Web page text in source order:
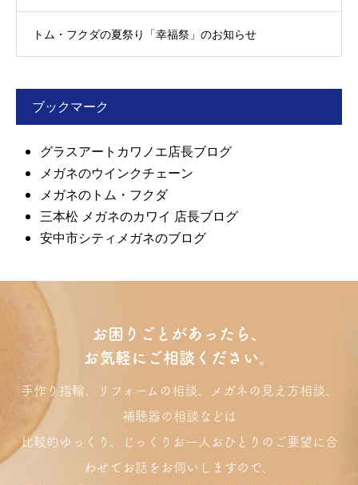
トム・フクダの夏祭り「幸福祭」のお知らせ
ブックマーク
グラスアートカワノエ店長ブログ
メガネのウインクチェーン
メガネのトム・フクダ
三本松 メガネのカワイ 店長ブログ
安中市シティメガネのブログ
お困りごとがあったら、
お気軽にご相談ください。
手作り指輪、リフォームの相談、メガネの見え方相談、
補聴器の相談などは
比較的ゆっくり、じっくりお一人おひとりのご要望に合
わせてお話をお伺いしますので、